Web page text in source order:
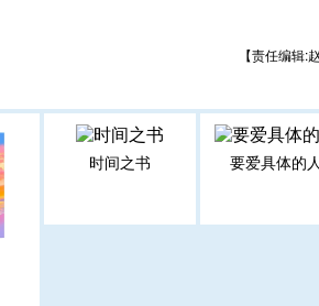
【责任编辑:
时间之书 要爱具体的人